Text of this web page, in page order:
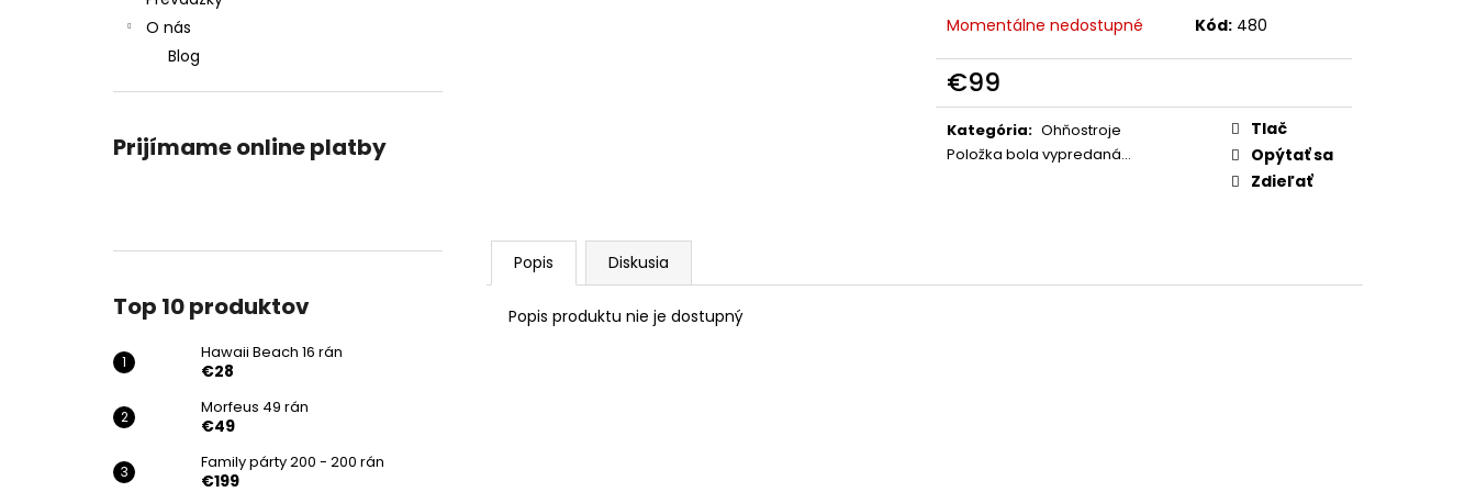
O nás
Blog
Prijímame online platby
Top 10 produktov
Hawaii Beach 16 rán
€28
Morfeus 49 rán
€49
Family párty 200 - 200 rán
€199
Momentálne nedostupné Kód: 480
€99
Jednotková
cena:
Kategória: Ohňostroje
Položka bola vypredaná…
Tlač
Opýtať sa
Zdieľať
Popis Diskusia
Popis produktu nie je dostupný
HAWAII BEACH 16 RÁN
€28